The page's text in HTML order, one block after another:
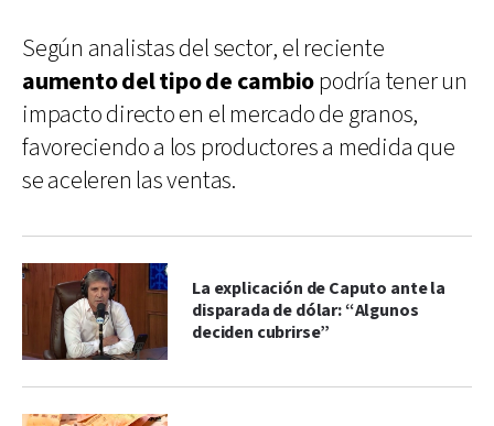
Según analistas del sector, el reciente
aumento del tipo de cambiopodría tener un
impacto directo en el mercado de granos,
favoreciendo a los productores a medida que
se aceleren las ventas.
La explicación de Caputo ante la
disparada de dólar: “Algunos
deciden cubrirse”